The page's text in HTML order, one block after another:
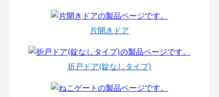
片開きドア
折戸ドア(錠なしタイプ)